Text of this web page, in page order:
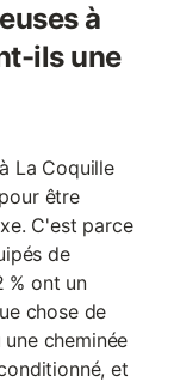
à
ils une
La Coquille
être
C'est parce
de
% ont un
chose de
cheminée
et